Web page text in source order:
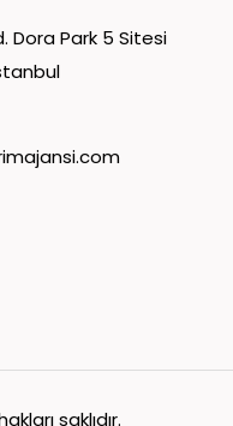
Dora Park 5 Sitesi
saklıdır.